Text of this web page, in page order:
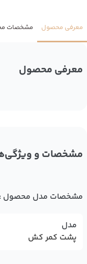
معرفی محصول مشخصات
معرفی محصول
مشخصات و
مشخصات مدل محصول :
مدل
پشت کمر کش